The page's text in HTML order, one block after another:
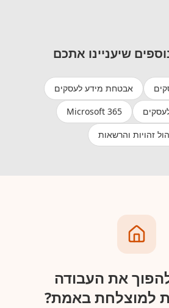
שיעניינו אתכם
אבטחת מידע לעסקים
Microsoft 365
זהויות והרשאות
את העבודה
למוצלחת באמת‏?